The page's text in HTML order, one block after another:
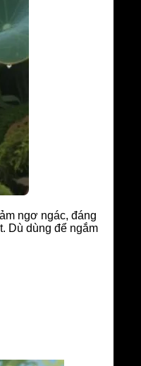
ngơ ngác, đáng
Dù dùng để ngắm